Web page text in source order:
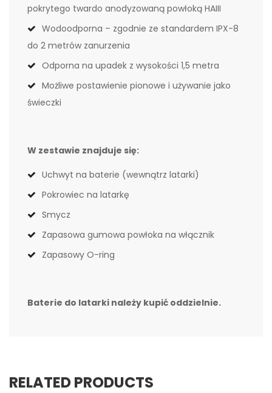
pokrytego twardo anodyzowaną powłoką HAIII
Wodoodporna – zgodnie ze standardem IPX-8
do 2 metrów zanurzenia
Odporna na upadek z wysokości 1,5 metra
Możliwe postawienie pionowe i używanie jako
świeczki
W zestawie znajduje się:
Uchwyt na baterie (wewnątrz latarki)
Pokrowiec na latarkę
Smycz
Zapasowa gumowa powłoka na włącznik
Zapasowy O-ring
Baterie do latarki należy kupić oddzielnie.
RELATED PRODUCTS